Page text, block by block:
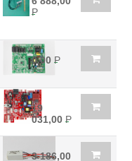
Р
0,00 Р
19
031,00 Р
3 186,00